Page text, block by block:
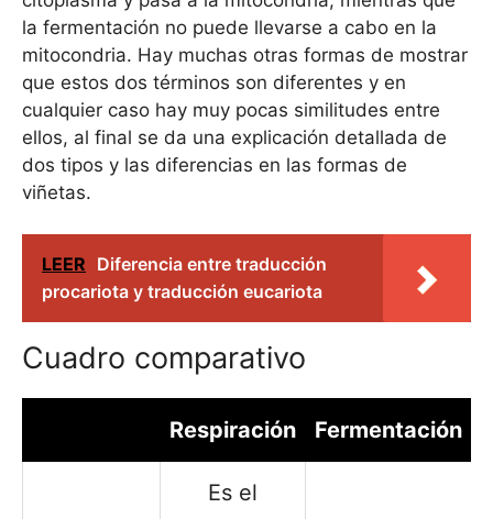
la fermentación no puede llevarse a cabo en la
mitocondria. Hay muchas otras formas de mostrar
que estos dos términos son diferentes y en
cualquier caso hay muy pocas similitudes entre
ellos, al final se da una explicación detallada de
dos tipos y las diferencias en las formas de
viñetas.
LEER Diferencia entre traducción
procariota y traducción eucariota
Cuadro comparativo
Respiración Fermentación
Es el